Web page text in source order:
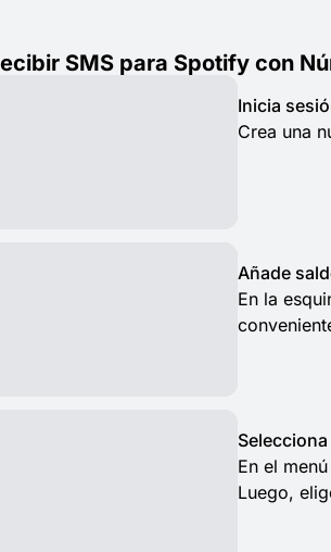
SMS para Spotify con
Inicia
Crea una
Añade
En la
En el
Luego,